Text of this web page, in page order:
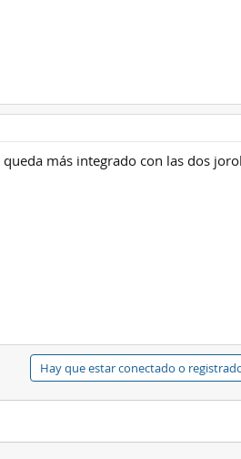
más integrado con las dos
Hay que estar conectado o